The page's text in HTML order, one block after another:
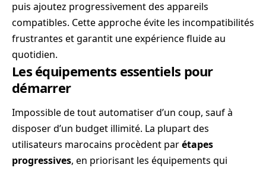
puis ajoutez progressivement des appareils
compatibles. Cette approche évite les incompatibilités
frustrantes et garantit une expérience fluide au
quotidien.
Les équipements essentiels pour
démarrer
Impossible de tout automatiser d’un coup, sauf à
disposer d’un budget illimité. La plupart des
utilisateurs marocains procèdent parétapes
progressives, en priorisant les équipements qui